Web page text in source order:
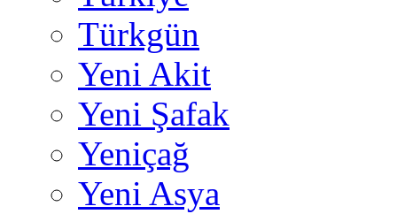
Türkgün
Yeni Akit
Yeni Şafak
Yeniçağ
Yeni Asya